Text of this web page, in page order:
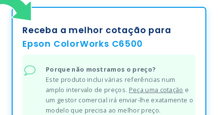
Receba a melhor cotação para
Epson ColorWorks C6500
Porque não mostramos o preço?
Este produto inclui várias referências num
amplo intervalo de preços. Peça uma cotação e
um gestor comercial irá enviar-lhe exatamente o
modelo que precisa ao melhor preço.